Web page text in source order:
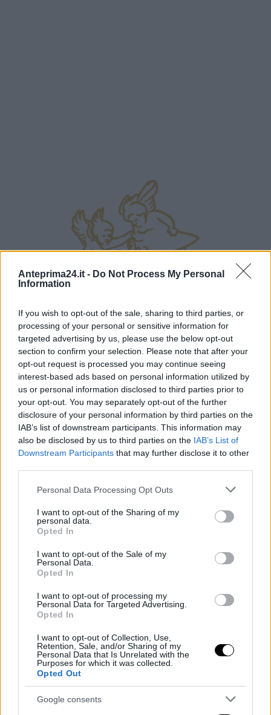
Anteprima24.it - Do Not Process My Personal
Information
If you wish to opt-out of the sale, sharing to third parties, or
processing of your personal or sensitive information for
targeted advertising by us, please use the below opt-out
section to confirm your selection. Please note that after your
opt-out request is processed you may continue seeing
interest-based ads based on personal information utilized by
us or personal information disclosed to third parties prior to
your opt-out. You may separately opt-out of the further
disclosure of your personal information by third parties on the
IAB’s list of downstream participants. This information may
also be disclosed by us to third parties on the IAB’s List of
Downstream Participants that may further disclose it to other
Please note that this website/app uses one or more Google
not limited to your visit or usage behaviour. You may click to
grant or deny consent to Google and its third-party tags to
use your data for below specified purposes in below Google
consent section.
Personal Data Processing Opt Outs
I want to opt-out of the Sharing of my
personal data.
Opted In
I want to opt-out of the Sale of my
Personal Data.
Opted In
I want to opt-out of processing my
Personal Data for Targeted Advertising.
Opted In
I want to opt-out of Collection, Use,
Retention, Sale, and/or Sharing of my
Personal Data that Is Unrelated with the
Purposes for which it was collected.
Opted Out
Google consents